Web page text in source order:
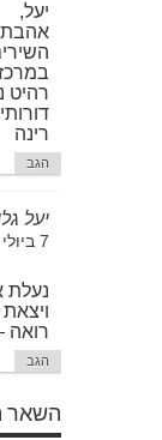
יעל,
רהיט
רינה
הגב
יעל
7 ביולי 2009 ב 7:53
נעלת
רואה
הגב
השאר